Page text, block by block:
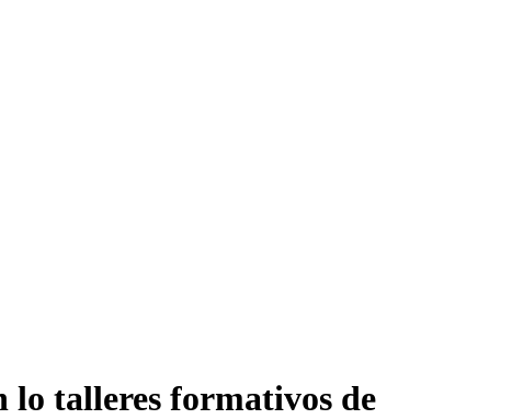
lo talleres formativos de